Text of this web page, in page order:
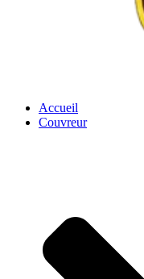
Accueil
Couvreur